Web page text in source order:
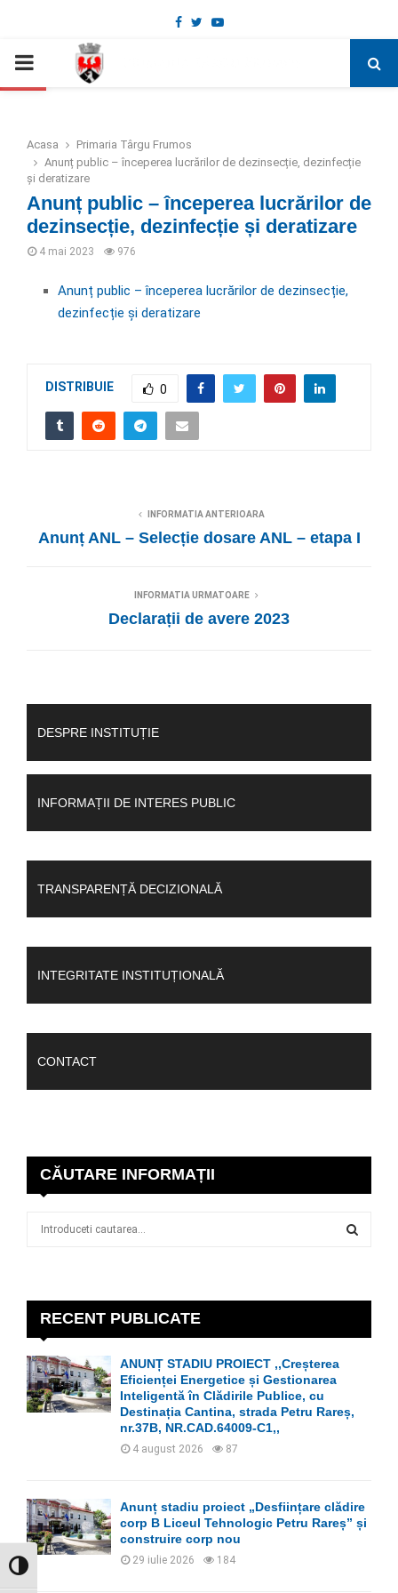
Deschide bara de unelte
GLISOR NIVEL CONTRAST
Facebook
TwitterYoutube
PRIMARY
Acasa
Primaria Târgu Frumos
Anunț public – începerea lucrărilor de dezinsecție, dezinfecție
și deratizare
Anunț public – începerea lucrărilor de
dezinsecție, dezinfecție și deratizare
4 mai 2023 976
Anunț public – începerea lucrărilor de dezinsecție,
dezinfecție și deratizare
DISTRIBUIE 0
INFORMATIA ANTERIOARA
Anunț ANL – Selecție dosare ANL – etapa I
INFORMATIA URMATOARE
Declarații de avere 2023
DESPRE INSTITUȚIE
INFORMAȚII DE INTERES PUBLIC
TRANSPARENȚĂ DECIZIONALĂ
INTEGRITATE INSTITUȚIONALĂ
CONTACT
CĂUTARE INFORMAȚII
r
:
E
A
C
RECENT PUBLICATE
ANUNȚ STADIU PROIECT ,,Creșterea
Eficienței Energetice și Gestionarea
Inteligentă în Clădirile Publice, cu
Destinația Cantina, strada Petru Rareș,
nr.37B, NR.CAD.64009-C1,,
4 august 2026 87
Anunț stadiu proiect „Desființare clădire
corp B Liceul Tehnologic Petru Rareș” și
construire corp nou
29 iulie 2026 184